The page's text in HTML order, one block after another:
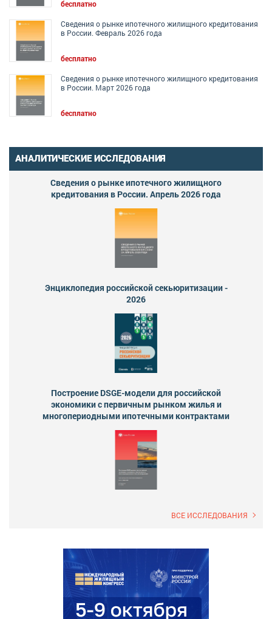
бесплатно
Сведения о рынке ипотечного жилищного кредитования
в России. Февраль 2026 года
бесплатно
Сведения о рынке ипотечного жилищного кредитования
в России. Март 2026 года
бесплатно
АНАЛИТИЧЕСКИЕ ИССЛЕДОВАНИЯ
Сведения о рынке ипотечного жилищного
кредитования в России. Апрель 2026 года
Энциклопедия российской секьюритизации -
2026
Построение DSGE-модели для российской
экономики с первичным рынком жилья и
многопериодными ипотечными контрактами
ВСЕ ИССЛЕДОВАНИЯ